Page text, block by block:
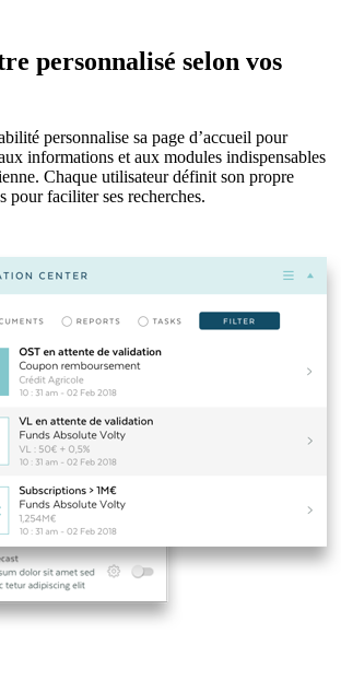
personnalisé selon vos
personnalise sa page d’accueil pour
informations et aux modules indispensables
Chaque utilisateur définit son propre
pour faciliter ses recherches.